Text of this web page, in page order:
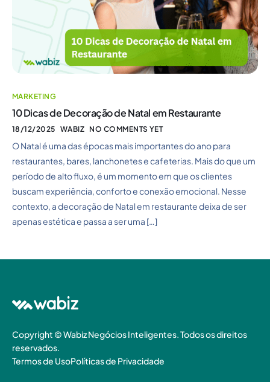
MARKETING
10 Dicas de Decoração de Natal em Restaurante
18/12/2025 WABIZ NO COMMENTS YET
O Natal é uma das épocas mais importantes do ano para
restaurantes, bares, lanchonetes e cafeterias. Mais do que um
período de alto fluxo, é um momento em que os clientes
buscam experiência, conforto e conexão emocional. Nesse
contexto, a decoração de Natal em restaurante deixa de ser
apenas estética e passa a ser uma […]
Copyright © Wabiz Negócios Inteligentes. Todos os direitos
reservados.
Termos de UsoPolíticas de Privacidade